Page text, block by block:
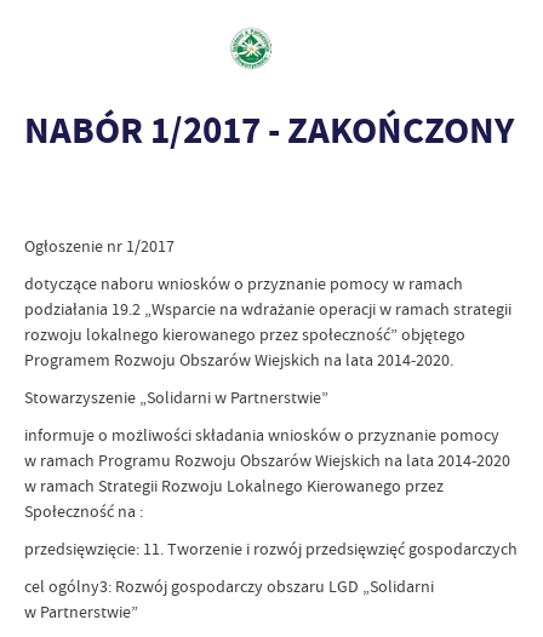
NABÓR 1/2017 - ZAKOŃCZONY
Ogłoszenie nr 1/2017
dotyczące naboru wniosków o przyznanie pomocy w ramach
podziałania 19.2 „Wsparcie na wdrażanie operacji w ramach strategii
rozwoju lokalnego kierowanego przez społeczność” objętego
Programem Rozwoju Obszarów Wiejskich na lata 2014-2020.
Stowarzyszenie „Solidarni w Partnerstwie”
informuje o możliwości składania wniosków o przyznanie pomocy
w ramach Programu Rozwoju Obszarów Wiejskich na lata 2014-2020
w ramach Strategii Rozwoju Lokalnego Kierowanego przez
Społeczność na :
przedsięwzięcie: 11. Tworzenie i rozwój przedsięwzięć gospodarczych
cel ogólny3: Rozwój gospodarczy obszaru LGD „Solidarni
w Partnerstwie”